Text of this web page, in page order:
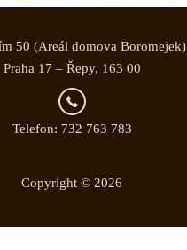
50 (Areál domova Boromejek)
Praha 17 – Řepy, 163 00
Telefon: 732 763 783
Copyright © 2026